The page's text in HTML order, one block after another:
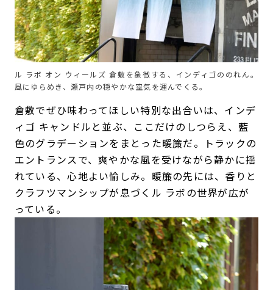
ル ラボ オン ウィールズ 倉敷を象徴する、インディゴののれん。
風にゆらめき、瀬戸内の穏やかな空気を運んでくる。
倉敷でぜひ味わってほしい特別な出合いは、インデ
ィゴ キャンドルと並ぶ、ここだけのしつらえ、藍
色のグラデーションをまとった暖簾だ。トラックの
エントランスで、爽やかな風を受けながら静かに揺
れている、心地よい愉しみ。暖簾の先には、香りと
クラフツマンシップが息づくル ラボの世界が広が
っている。